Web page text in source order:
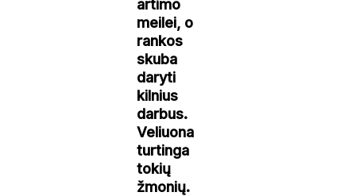
artimo
meilei, o
rankos
skuba
daryti
kilnius
darbus.
Veliuona
turtinga
tokių
žmonių.